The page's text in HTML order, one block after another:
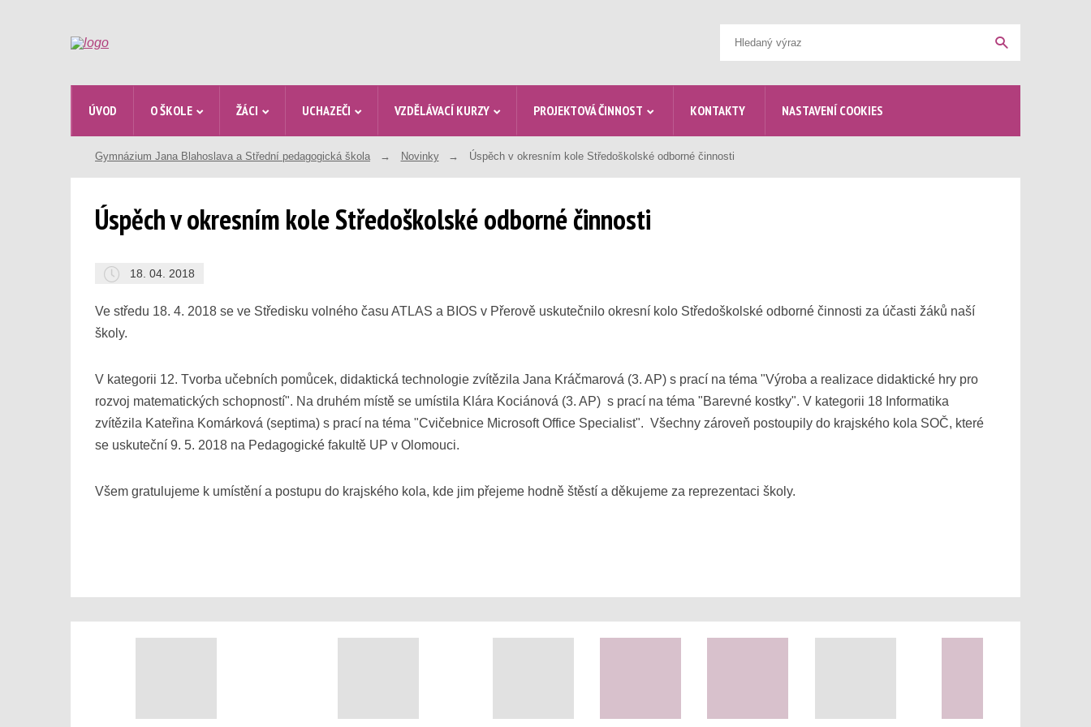
Hledat
ÚVOD O ŠKOLE ŽÁCI UCHAZEČI VZDĚLÁVACÍ KURZY PROJEKTOVÁ ČINNOST KONTAKTY NASTAVENÍ COOKIES
Gymnázium Jana Blahoslava a Střední pedagogická škola Novinky Úspěch v okresním kole Středoškolské odborné činnosti
Úspěch v okresním kole Středoškolské odborné činnosti
18. 04. 2018
Ve středu 18. 4. 2018 se ve Středisku volného času ATLAS a BIOS v Přerově uskutečnilo okresní kolo Středoškolské odborné činnosti za účasti žáků naší
školy.
V kategorii 12. Tvorba učebních pomůcek, didaktická technologie zvítězila Jana Kráčmarová (3. AP) s prací na téma "Výroba a realizace didaktické hry pro
rozvoj matematických schopností". Na druhém místě se umístila Klára Kociánová (3. AP) s prací na téma "Barevné kostky". V kategorii 18 Informatika
zvítězila Kateřina Komárková (septima) s prací na téma "Cvičebnice Microsoft Office Specialist". Všechny zároveň postoupily do krajského kola SOČ, které
se uskuteční 9. 5. 2018 na Pedagogické fakultě UP v Olomouci.
Všem gratulujeme k umístění a postupu do krajského kola, kde jim přejeme hodně štěstí a děkujeme za reprezentaci školy.